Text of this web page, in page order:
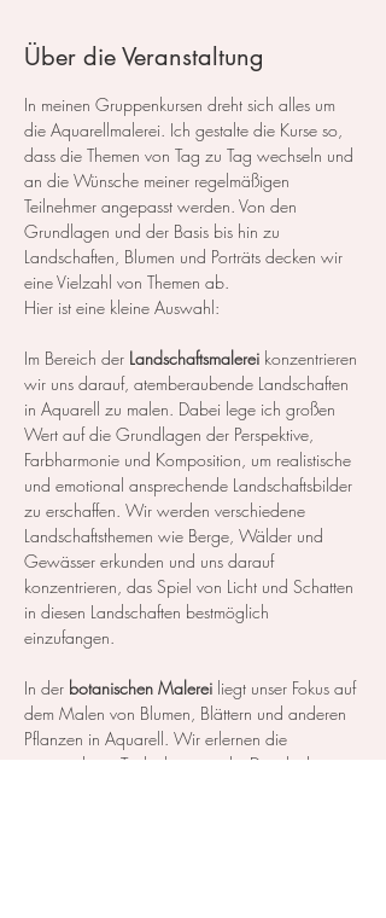
Über die Veranstaltung
In meinen Gruppenkursen dreht sich alles um
die Aquarellmalerei. Ich gestalte die Kurse so,
dass die Themen von Tag zu Tag wechseln und
an die Wünsche meiner regelmäßigen
Teilnehmer angepasst werden. Von den
Grundlagen und der Basis bis hin zu
Landschaften, Blumen und Porträts decken wir
eine Vielzahl von Themen ab.
Hier ist eine kleine Auswahl:
Im Bereich der Landschaftsmalerei konzentrieren
wir uns darauf, atemberaubende Landschaften
in Aquarell zu malen. Dabei lege ich großen
Wert auf die Grundlagen der Perspektive,
Farbharmonie und Komposition, um realistische
und emotional ansprechende Landschaftsbilder
zu erschaffen. Wir werden verschiedene
Landschaftsthemen wie Berge, Wälder und
Gewässer erkunden und uns darauf
konzentrieren, das Spiel von Licht und Schatten
in diesen Landschaften bestmöglich
einzufangen.
In der botanischen Malerei liegt unser Fokus auf
dem Malen von Blumen, Blättern und anderen
Pflanzen in Aquarell. Wir erlernen die
notwendigen Techniken, um die Details der